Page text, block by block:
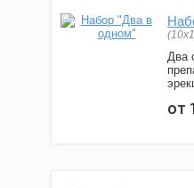
Два
от